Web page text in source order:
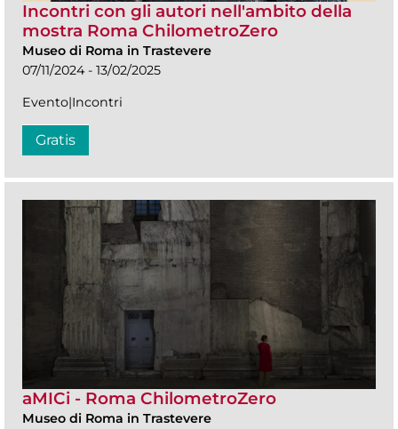
Incontri con gli autori nell'ambito della
mostra Roma ChilometroZero
Museo di Roma in Trastevere
07/11/2024 - 13/02/2025
Evento|Incontri
Gratis
aMICi - Roma ChilometroZero
Museo di Roma in Trastevere